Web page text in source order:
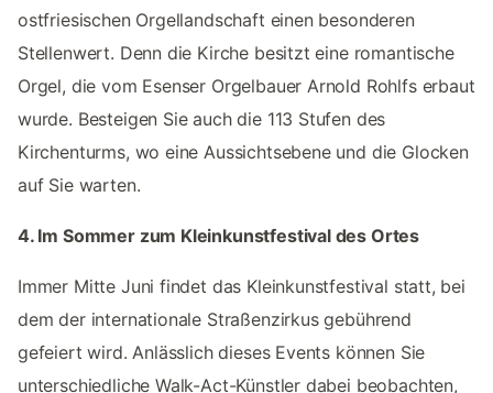
ostfriesischen Orgellandschaft einen besonderen
Stellenwert. Denn die Kirche besitzt eine romantische
Orgel, die vom Esenser Orgelbauer Arnold Rohlfs erbaut
wurde. Besteigen Sie auch die 113 Stufen des
Kirchenturms, wo eine Aussichtsebene und die Glocken
auf Sie warten.
4. Im Sommer zum Kleinkunstfestival des Ortes
Immer Mitte Juni findet das Kleinkunstfestival statt, bei
dem der internationale Straßenzirkus gebührend
gefeiert wird. Anlässlich dieses Events können Sie
unterschiedliche Walk-Act-Künstler dabei beobachten,